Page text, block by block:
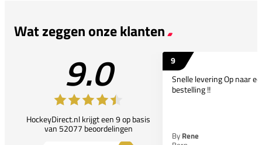
Wat zeggen onze klanten
9.0
HockeyDirect.nl krijgt een 9 op basis
van 52077 beoordelingen
9
Snelle levering Op naar
bestelling !!
By Rene